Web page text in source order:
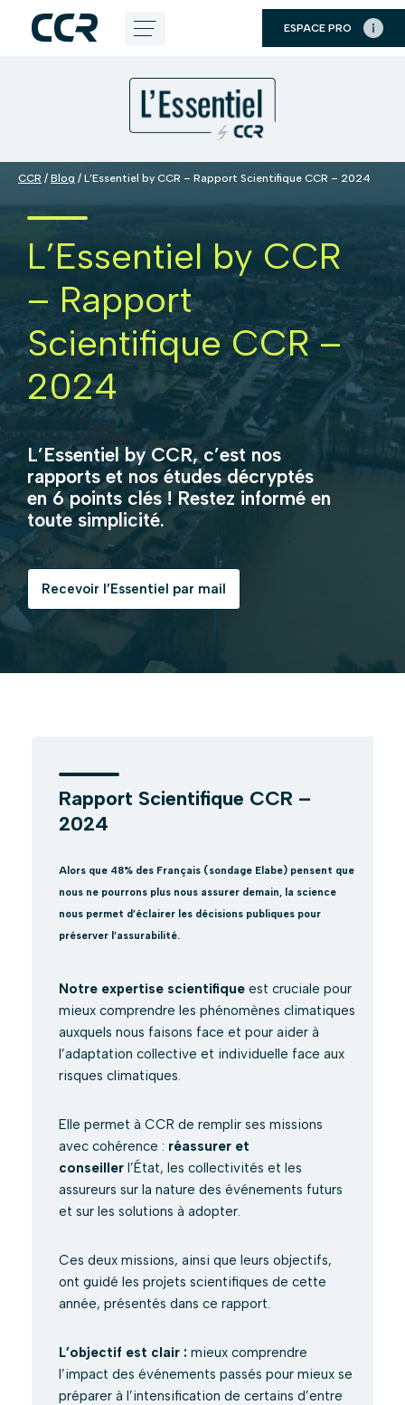
ESPACE PRO
CCR / Blog / L’Essentiel by CCR – Rapport Scientifique CCR – 2024
L’Essentiel by CCR
– Rapport
Scientifique CCR –
2024
L’Essentiel by CCR, c’est nos
rapports et nos études décryptés
en 6 points clés ! Restez informé en
toute simplicité.
Recevoir l’Essentiel par mail
Rapport Scientifique CCR –
2024
Alors que 48% des Français (sondage Elabe) pensent que
nous ne pourrons plus nous assurer demain, la science
nous permet d’éclairer les décisions publiques pour
préserver l’assurabilité.
Notre expertise scientifique est cruciale pour
mieux comprendre les phénomènes climatiques
auxquels nous faisons face et pour aider à
l’adaptation collective et individuelle face aux
risques climatiques.
Elle permet à CCR de remplir ses missions
avec cohérence : réassurer et
conseiller l’État, les collectivités et les
assureurs sur la nature des événements futurs
et sur les solutions à adopter.
Ces deux missions, ainsi que leurs objectifs,
ont guidé les projets scientifiques de cette
année, présentés dans ce rapport.
L’objectif est clair : mieux comprendre
l’impact des événements passés pour mieux se
préparer à l’intensification de certains d’entre
Panneau de gestion des cookies